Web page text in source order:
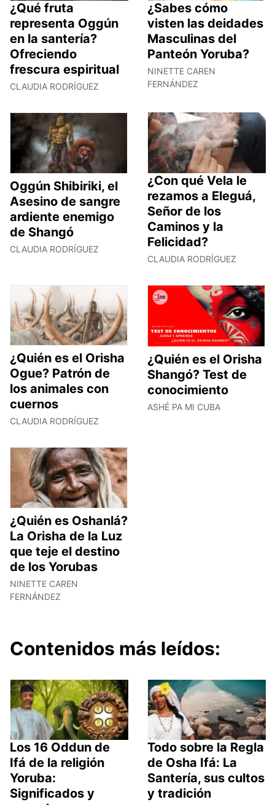
¿Qué fruta
representa Oggún
en la santería?
Ofreciendo
frescura espiritual
CLAUDIA RODRÍGUEZ
¿Sabes cómo
visten las deidades
Masculinas del
Panteón Yoruba?
NINETTE CAREN
FERNÁNDEZ
Oggún Shibiriki, el
Asesino de sangre
ardiente enemigo
de Shangó
CLAUDIA RODRÍGUEZ
¿Con qué Vela le
rezamos a Eleguá,
Señor de los
Caminos y la
Felicidad?
CLAUDIA RODRÍGUEZ
¿Quién es el Orisha
Ogue? Patrón de
los animales con
cuernos
CLAUDIA RODRÍGUEZ
¿Quién es el Orisha
Shangó? Test de
conocimiento
ASHÉ PA MI CUBA
¿Quién es Oshanlá?
La Orisha de la Luz
que teje el destino
de los Yorubas
NINETTE CAREN
FERNÁNDEZ
Contenidos más leídos:
Los 16 Oddun de
Ifá de la religión
Yoruba:
Significados y
Todo sobre la Regla
de Osha Ifá: La
Santería, sus cultos
y tradición